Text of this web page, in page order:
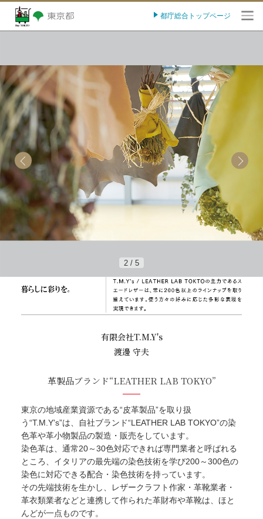
都庁総合トップページ
2 / 5
有限会社T.M.Y's
渡邊 守夫
革製品ブランド“LEATHER LAB TOKYO”
東京の地域産業資源である“皮革製品”を取り扱
う“T.M.Y's”は、自社ブランド“LEATHER LAB TOKYO”の染
色革や革小物製品の製造・販売をしています。
染色革は、通常20～30色対応できれば専門業者と呼ばれる
ところ、イタリアの最先端の染色技術を学び200～300色の
染色に対応できる配合・染色技術を持っています。
その先端技術を生かし、レザークラフト作家・革靴業者・
革衣類業者などと連携して作られた革財布や革靴は、ほと
んどが一点ものです。